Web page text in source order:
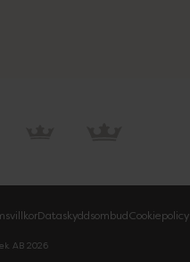
DataskyddsombudCookiepolicy
AB 2026